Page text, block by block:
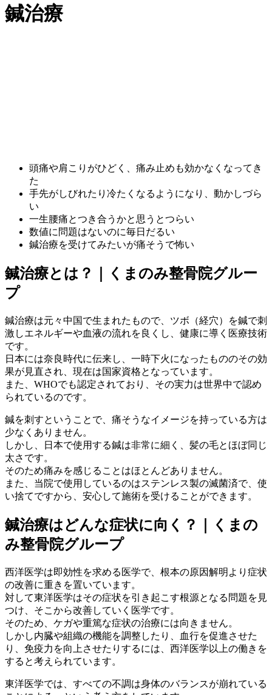
鍼治療
頭痛や肩こりがひどく、痛み止めも効かなくなってき
た
手先がしびれたり冷たくなるようになり、動かしづら
い
一生腰痛とつき合うかと思うとつらい
数値に問題はないのに毎日だるい
鍼治療を受けてみたいが痛そうで怖い
鍼治療とは？｜くまのみ整骨院グルー
プ
鍼治療は元々中国で生まれたもので、ツボ（経穴）を鍼で刺
激しエネルギーや血液の流れを良くし、健康に導く医療技術
です。
日本には奈良時代に伝来し、一時下火になったもののその効
果が見直され、現在は国家資格となっています。
また、WHOでも認定されており、その実力は世界中で認め
られているのです。
鍼を刺すということで、痛そうなイメージを持っている方は
少なくありません。
しかし、日本で使用する鍼は非常に細く、髪の毛とほぼ同じ
太さです。
そのため痛みを感じることはほとんどありません。
また、当院で使用しているのはステンレス製の滅菌済で、使
い捨てですから、安心して施術を受けることができます。
鍼治療はどんな症状に向く？｜くまの
み整骨院グループ
西洋医学は即効性を求める医学で、根本の原因解明より症状
の改善に重きを置いています。
対して東洋医学はその症状を引き起こす根源となる問題を見
つけ、そこから改善していく医学です。
そのため、ケガや重篤な症状の治療には向きません。
しかし内臓や組織の機能を調整したり、血行を促進させた
り、免疫力を向上させたりするには、西洋医学以上の働きを
すると考えられています。
東洋医学では、すべての不調は身体のバランスが崩れている